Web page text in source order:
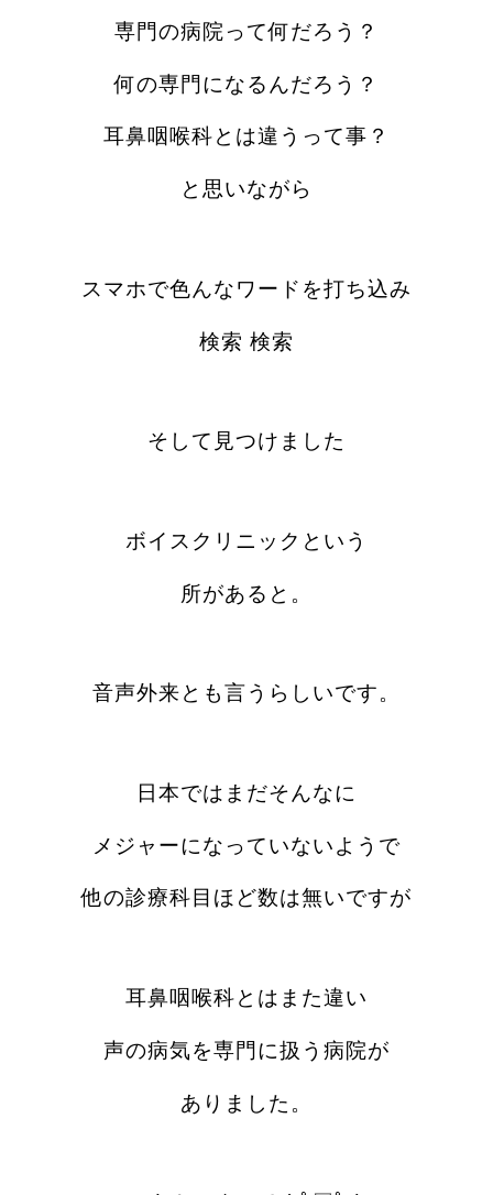
専門の病院って何だろう？
何の専門になるんだろう？
耳鼻咽喉科とは違うって事？
と思いながら
スマホで色んなワードを打ち込み
検索 検索
そして見つけました
ボイスクリニックという
所があると。
音声外来とも言うらしいです。
日本ではまだそんなに
メジャーになっていないようで
他の診療科目ほど数は無いですが
耳鼻咽喉科とはまた違い
声の病気を専門に扱う病院が
ありました。